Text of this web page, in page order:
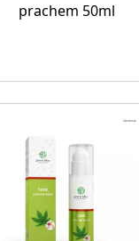
prachem 50ml